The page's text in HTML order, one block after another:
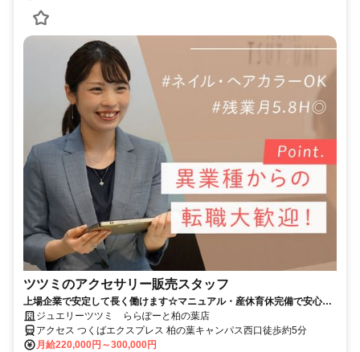
ツツミのアクセサリー販売スタッフ
上場企業で安定して長く働けます☆マニュアル・産休育休完備で安心☆
年休119日☆残業月5h◎
ジュエリーツツミ ららぽーと柏の葉店
アクセス つくばエクスプレス 柏の葉キャンパス西口徒歩約5分
月給220,000円～300,000円